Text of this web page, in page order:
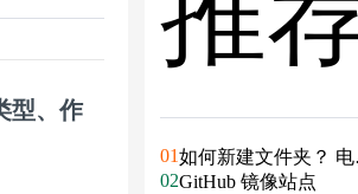
型、作
01如何新建文件夹？ 电
新建文件夹的4种方法
02GitHub 镜像站点